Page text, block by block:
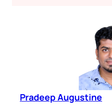
Pradeep Augustine